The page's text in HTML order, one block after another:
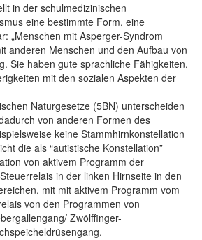
in der schulmedizinischen
eine bestimmte Form, eine
„Menschen mit Asperger-Syndrom
anderen Menschen und den Aufbau von
Sie haben gute sprachliche Fähigkeiten,
mit den sozialen Aspekten der
Naturgesetze (5BN) unterscheiden
von anderen Formen des
keine Stammhirnkonstellation
die als “autistische Konstellation”
von aktivem Programm der
in der linken Hirnseite in den
mit mit aktivem Programm vom
von den Programmen von
Zwölffinger-